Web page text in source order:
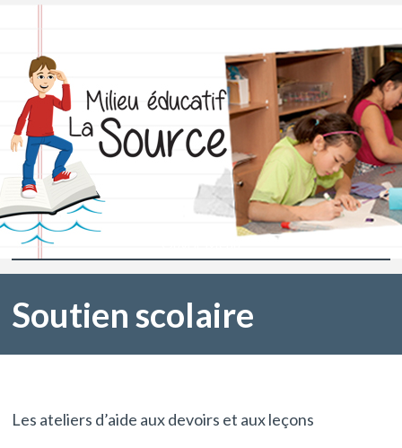
Soutien scolaire
Les ateliers d’aide aux devoirs et aux leçons